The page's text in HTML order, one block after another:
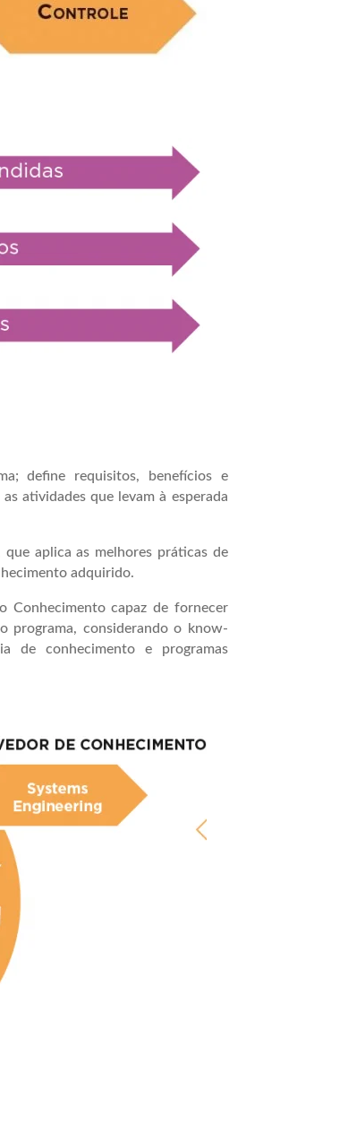
define requisitos, benefícios e
atividades que levam à esperada
que aplica as melhores práticas de
adquirido.
Conhecimento capaz de fornecer
programa, considerando o know-
de conhecimento e programas